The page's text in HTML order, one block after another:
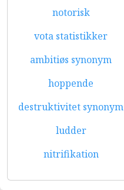
notorisk
vota statistikker
ambitiøs synonym
hoppende
destruktivitet synonym
ludder
nitrifikation